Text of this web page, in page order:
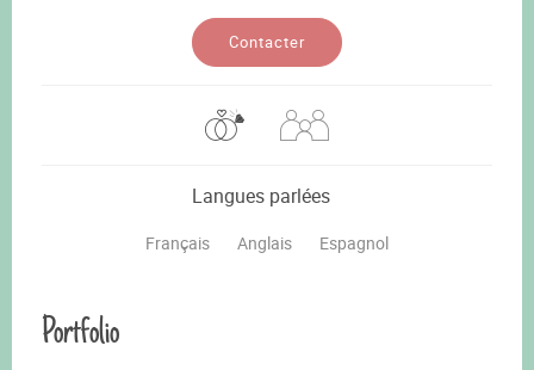
Contacter
Langues parlées
Français Anglais Espagnol
Portfolio